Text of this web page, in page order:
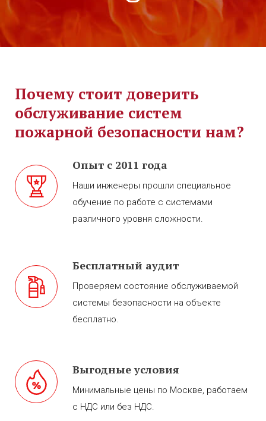
Почему стоит доверить
обслуживание систем
пожарной безопасности нам?
Опыт с 2011 года
Наши инженеры прошли специальное
обучение по работе с системами
различного уровня сложности.
Бесплатный аудит
Проверяем состояние обслуживаемой
системы безопасности на объекте
бесплатно.
Выгодные условия
Минимальные цены по Москве, работаем
с НДС или без НДС.